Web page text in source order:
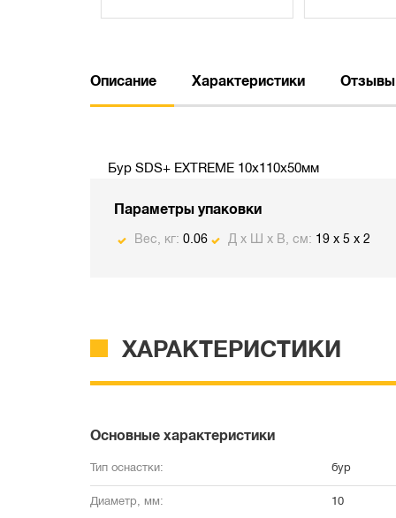
Описание Характеристики Отзывы
Бур SDS+ EXTREME 10х110х50мм
Параметры упаковки
Вес, кг: 0.06 Д х Ш х В, см: 19 x 5 x 2
ХАРАКТЕРИСТИКИ
Основные характеристики
Тип оснастки: бур
Диаметр, мм: 10